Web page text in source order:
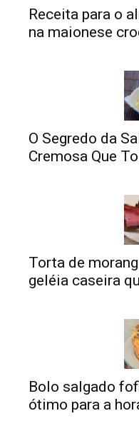
Receita para o
na maionese
O Segredo da
Cremosa Que
Torta de
geléia caseira
Bolo salgado
ótimo para a